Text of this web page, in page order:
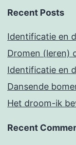
Recent Posts
Identificatie en
Dromen (leren)
Identificatie en
Dansende
Het droom-ik
Recent